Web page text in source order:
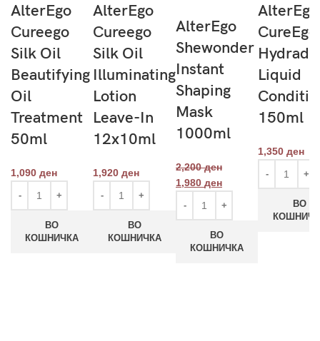
AlterEgo
Cureego
Silk Oil
Beautifying
Oil
Treatment
50ml
1,090 ден
ВО
КОШНИЧКА
AlterEgo
Cureego
Silk Oil
Illuminating
Lotion
Leave-In
12x10ml
1,920 ден
ВО
КОШНИЧКА
AlterEgo
Shewonder
Instant
Shaping
Mask
1000ml
2,200ден
1,980 ден
ВО
КОШНИЧКА
AlterEgo
CureEgo
Liquid
150ml
1,350 ден
ВО